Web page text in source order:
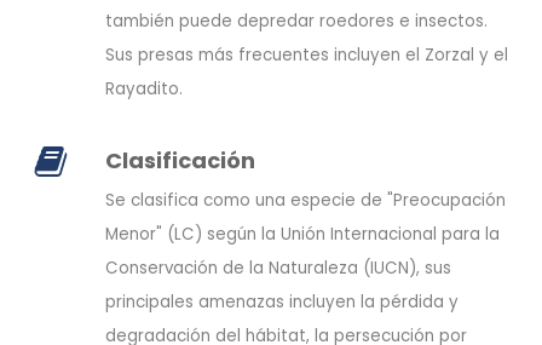
también puede depredar roedores e insectos.
Sus presas más frecuentes incluyen el Zorzal y el
Rayadito.
Clasificación
Se clasifica como una especie de "Preocupación
Menor" (LC) según la Unión Internacional para la
Conservación de la Naturaleza (IUCN), sus
principales amenazas incluyen la pérdida y
degradación del hábitat, la persecución por